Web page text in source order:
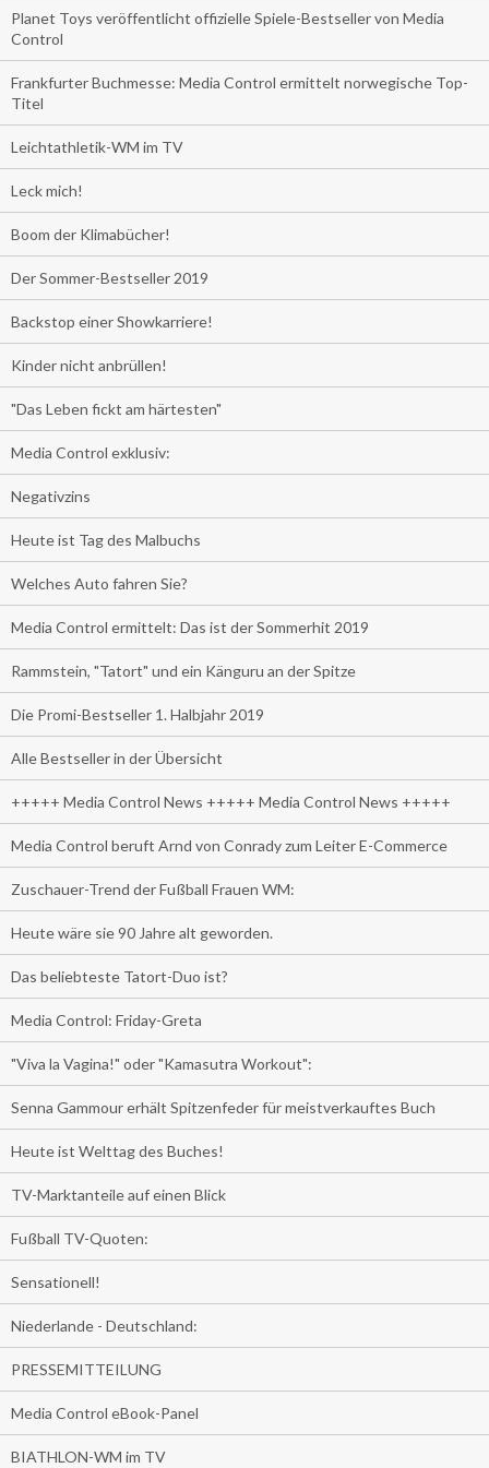
Planet Toys veröffentlicht offizielle Spiele-Bestseller von Media
Control
Frankfurter Buchmesse: Media Control ermittelt norwegische Top-
Titel
Leichtathletik-WM im TV
Leck mich!
Boom der Klimabücher!
Der Sommer-Bestseller 2019
Backstop einer Showkarriere!
Kinder nicht anbrüllen!
"Das Leben fickt am härtesten"
Media Control exklusiv:
Negativzins
Heute ist Tag des Malbuchs
Welches Auto fahren Sie?
Media Control ermittelt: Das ist der Sommerhit 2019
Rammstein, "Tatort" und ein Känguru an der Spitze
Die Promi-Bestseller 1. Halbjahr 2019
Alle Bestseller in der Übersicht
+++++ Media Control News +++++ Media Control News +++++
Media Control beruft Arnd von Conrady zum Leiter E-Commerce
Zuschauer-Trend der Fußball Frauen WM:
Heute wäre sie 90 Jahre alt geworden.
Das beliebteste Tatort-Duo ist?
Media Control: Friday-Greta
"Viva la Vagina!" oder "Kamasutra Workout":
Senna Gammour erhält Spitzenfeder für meistverkauftes Buch
Heute ist Welttag des Buches!
TV-Marktanteile auf einen Blick
Fußball TV-Quoten:
Sensationell!
Niederlande - Deutschland:
PRESSEMITTEILUNG
Media Control eBook-Panel
BIATHLON-WM im TV